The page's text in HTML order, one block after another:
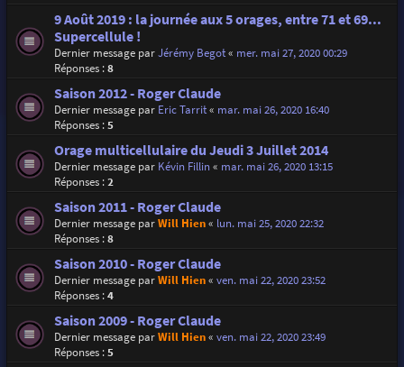
9 Août 2019 : la journée aux 5 orages, entre 71 et 69...
Supercellule !
Dernier message parJérémy Begot« mer. mai 27, 2020 00:29
Réponses :8
Saison 2012 - Roger Claude
Dernier message par Eric Tarrit« mar. mai 26, 2020 16:40
Réponses :5
Orage multicellulaire du Jeudi 3 Juillet 2014
Dernier message par Kévin Fillin« mar. mai 26, 2020 13:15
Réponses :2
Saison 2011 - Roger Claude
Dernier message parWill Hien« lun. mai 25, 2020 22:32
Réponses :8
Saison 2010 - Roger Claude
Dernier message parWill Hien« ven. mai 22, 2020 23:52
Réponses :4
Saison 2009 - Roger Claude
Dernier message parWill Hien« ven. mai 22, 2020 23:49
Réponses :5